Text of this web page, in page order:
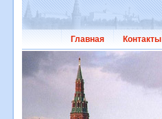
Главная Контакты